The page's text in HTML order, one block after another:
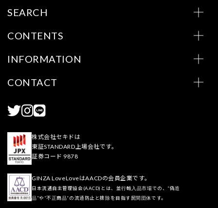
SEARCH
CONTENTS
INFORMATION
CONTACT
株式会社セキドは
東証STANDARD上場会社です。
証券コード 9878
GINZA LoveLoveはAACDの会員企業です。
日本流通自主管理協会(AACD)とは、並行輸入品市場での、“偽造
品”や“不正商品”の流通防止と排除を目指す民間団体です。